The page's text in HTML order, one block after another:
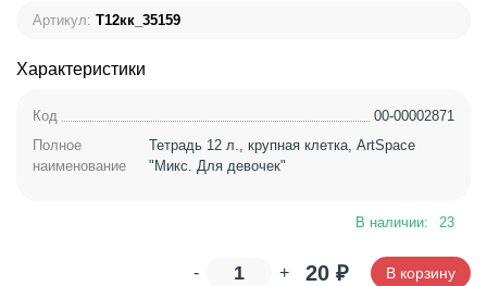
Артикул: Т12кк_35159
Характеристики
Код
00-00002871
Полное
наименование
Тетрадь 12 л., крупная клетка, ArtSpace
"Микс. Для девочек"
В наличии: 23
- + 20 ₽ В корзину